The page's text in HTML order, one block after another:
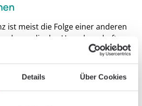
Details Über Cookies
ist meist die Folge einer anderen
die das Herz dauerhaft
(KHK) und Herzinfarkt:
Durchblutungsstörungen